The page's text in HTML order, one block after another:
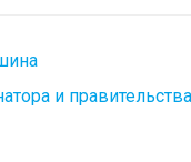
и правительства